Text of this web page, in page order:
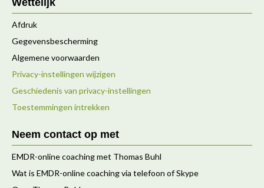
Wettelijk
Afdruk
Gegevensbescherming
Algemene voorwaarden
Privacy-instellingen wijzigen
Geschiedenis van privacy-instellingen
Toestemmingen intrekken
Neem contact op met
EMDR-online coaching met Thomas Buhl
Wat is EMDR-online coaching via telefoon of Skype